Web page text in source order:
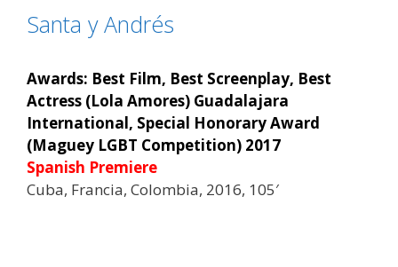
Santa y Andrés
Awards: Best Film, Best Screenplay, Best
Actress (Lola Amores) Guadalajara
International, Special Honorary Award
(Maguey LGBT Competition) 2017
Spanish Premiere
Cuba, Francia, Colombia, 2016, 105′